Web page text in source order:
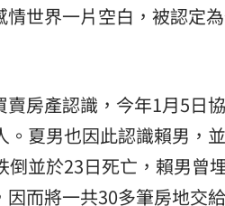
世界一片空白，被認定
房產認識，今年1月5日協
夏男也因此認識賴男，並
倒並於23日死亡，賴男曾
而將一共30多筆房地交給